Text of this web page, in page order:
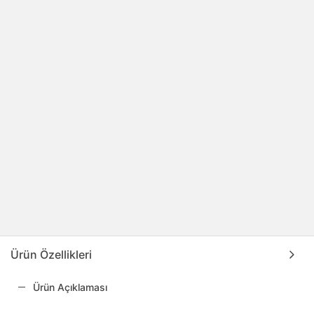
Ürün Özellikleri
Ürün Açıklaması